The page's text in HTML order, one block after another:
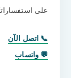
على
📞 اتصل الآن
💬 واتساب